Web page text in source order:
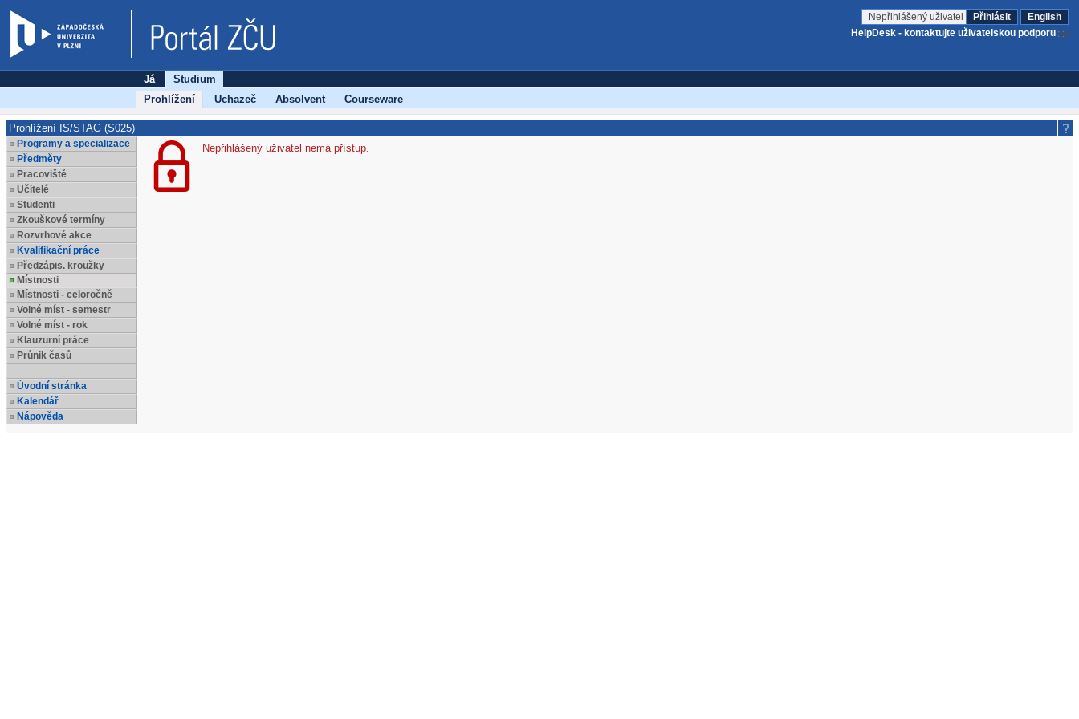
Nepřihlášený uživatel Přihlásit
English
HelpDesk - kontaktujte uživatelskou podporu
Já
Studium
Prohlížení
Uchazeč Absolvent Courseware
Prohlížení IS/STAG (S025)
Programy a specializace
Předměty
Pracoviště
Učitelé
Studenti
Zkouškové termíny
Rozvrhové akce
Kvalifikační práce
Předzápis. kroužky
Místnosti
Místnosti - celoročně
Volné míst - semestr
Volné míst - rok
Klauzurní práce
Průnik časů
Úvodní stránka
Kalendář
Nápověda
Nepřihlášený uživatel nemá přístup.